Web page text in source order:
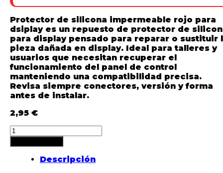
Protector de silicona impermeable rojo para
dsiplay es un repuesto de protector de
para display pensado para reparar o sustituir
pieza dañada en display. Ideal para talleres y
usuarios que necesitan recuperar el
funcionamiento del panel de control
manteniendo una compatibilidad precisa.
Revisa siempre conectores, versión y forma
antes de instalar.
2,95 €
Descripción